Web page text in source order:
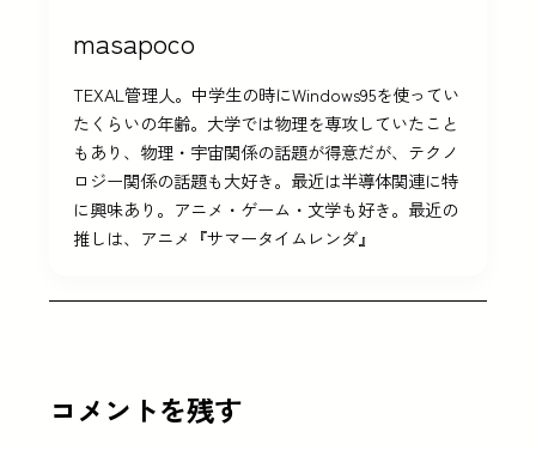
masapoco
TEXAL管理人。中学生の時にWindows95を使ってい
たくらいの年齢。大学では物理を専攻していたこと
もあり、物理・宇宙関係の話題が得意だが、テクノ
ロジー関係の話題も大好き。最近は半導体関連に特
に興味あり。アニメ・ゲーム・文学も好き。最近の
推しは、アニメ『サマータイムレンダ』
コメントを残す